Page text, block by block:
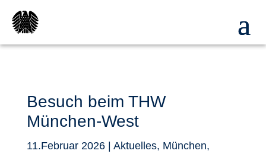
Besuch beim THW
München-West
11.Februar 2026| Aktuelles, München,